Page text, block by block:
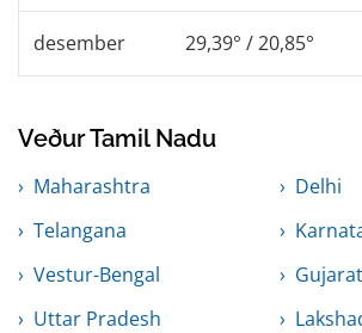
desember 29,39° / 20,85°
Veður Tamil Nadu
Maharashtra
Delhi
Telangana
Vestur-Bengal
Gujarat
Uttar Pradesh